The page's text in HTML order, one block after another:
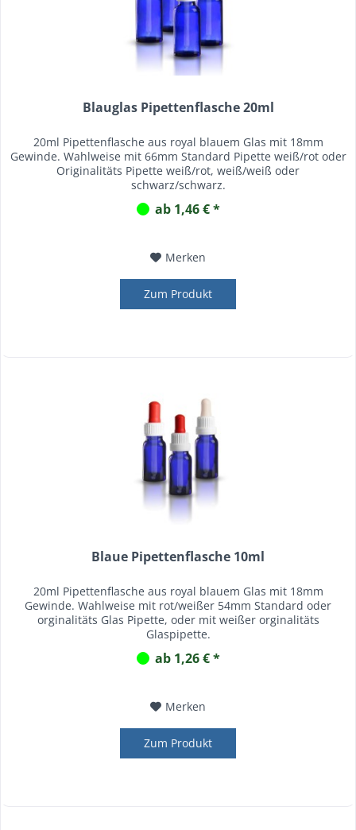
Blauglas Pipettenflasche 20ml
20ml Pipettenflasche aus royal blauem Glas mit 18mm
Gewinde. Wahlweise mit 66mm Standard Pipette weiß/rot oder
Originalitäts Pipette weiß/rot, weiß/weiß oder
schwarz/schwarz.
ab 1,46 € *
Merken
Zum Produkt
Blaue Pipettenflasche 10ml
20ml Pipettenflasche aus royal blauem Glas mit 18mm
Gewinde. Wahlweise mit rot/weißer 54mm Standard oder
orginalitäts Glas Pipette, oder mit weißer orginalitäts
Glaspipette.
ab 1,26 € *
Merken
Zum Produkt